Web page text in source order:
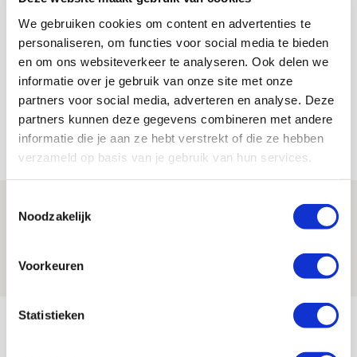
We gebruiken cookies om content en advertenties te
personaliseren, om functies voor social media te bieden
en om ons websiteverkeer te analyseren. Ook delen we
informatie over je gebruik van onze site met onze
partners voor social media, adverteren en analyse. Deze
partners kunnen deze gegevens combineren met andere
informatie die je aan ze hebt verstrekt of die ze hebben
verzameld op basis van je gebruik van hun services.
Noodzakelijk
Voorkeuren
Statistieken
De Redactie
Net binnen //
Brandt: ‘Ajax en Cruijff bleven door
mijn hoofd spoken’
NIEUWS
Míchel geeft blessure-update en